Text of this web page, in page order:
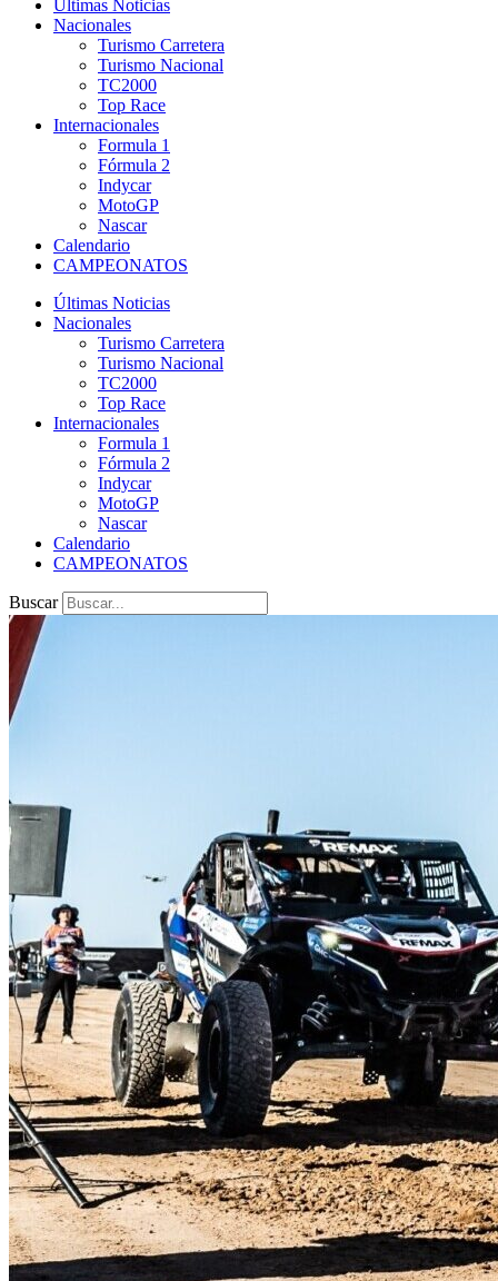
Últimas Noticias
Nacionales
Turismo Carretera
Turismo Nacional
TC2000
Top Race
Internacionales
Formula 1
Fórmula 2
Indycar
MotoGP
Nascar
Calendario
CAMPEONATOS
Últimas Noticias
Nacionales
Turismo Carretera
Turismo Nacional
TC2000
Top Race
Internacionales
Formula 1
Fórmula 2
Indycar
MotoGP
Nascar
Calendario
CAMPEONATOS
Buscar